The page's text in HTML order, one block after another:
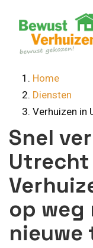
content
Home
Diensten
Verhuizen in
Snel
op weg
nieuwe